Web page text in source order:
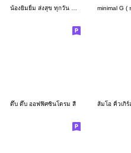
minimal G (
ดึ๊บ ดึ๊บ ออฟฟิศซินโดรม สี่ ส้มโอ คิ้วเกิร์